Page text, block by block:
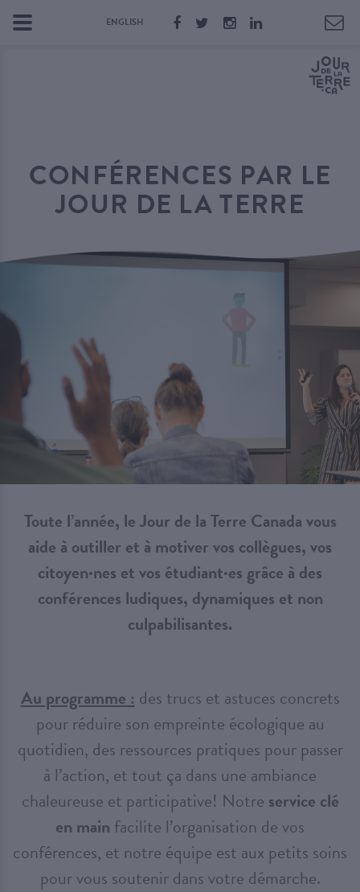
ENGLISH
CONFÉRENCES PAR LE
JOUR DE LA TERRE
Toute l’année, le Jour de la Terre Canada vous
aide à outiller et à motiver vos collègues, vos
citoyen·nes et vos étudiant·es grâce à des
conférences ludiques, dynamiques et non
culpabilisantes.
Au programme : des trucs et astuces concrets
pour réduire son empreinte écologique au
quotidien, des ressources pratiques pour passer
à l’action, et tout ça dans une ambiance
chaleureuse et participative! Notre service clé
en main facilite l’organisation de vos
conférences, et notre équipe est aux petits soins
pour vous soutenir dans votre démarche.